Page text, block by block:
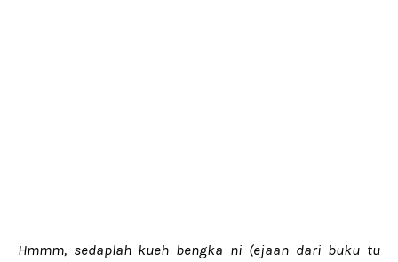
Hmmm, sedaplah kueh bengka ni (ejaan dari buku tu